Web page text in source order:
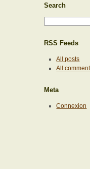
Search
RSS Feeds
All posts
All
Meta
Connexion